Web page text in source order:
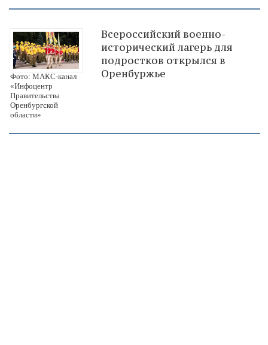
Фото: МАКС-канал
«Инфоцентр
Правительства
Оренбургской
области»
Всероссийский военно-
исторический лагерь для
подростков открылся в
Оренбуржье